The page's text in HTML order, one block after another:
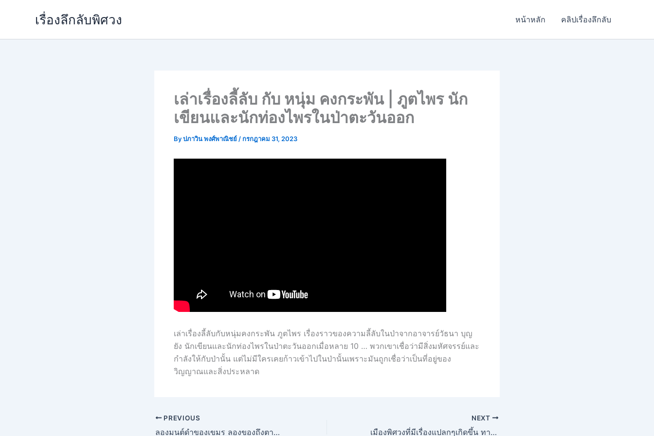
เรื่องลึกลับพิศวง หน้าหลัก คลิปเรื่องลึกลับ
เล่าเรื่องลี้ลับ กับ หนุ่ม คงกระพัน | ภูตไพร นัก
เขียนและนักท่องไพรในป่าตะวันออก
Byปภาวิน พงศ์พาณิชย์ /กรกฎาคม 31, 2023
เล่าเรื่องลี้ลับกับหนุ่มคงกระพัน ภูตไพร เรื่องราวของความลี้ลับในป่าจากอาจารย์วัธนา บุญ
ยัง นักเขียนและนักท่องไพรในป่าตะวันออกเมื่อหลาย 10 … พวกเขาเชื่อว่ามีสิ่งมหัศจรรย์และ
กำลังให้กับป่านั้น แต่ไม่มีใครเคยก้าวเข้าไปในป่านั้นเพราะมันถูกเชื่อว่าเป็นที่อยู่ของ
วิญญาณและสิ่งประหลาด
PREVIOUS
ลองมนต์ดำของเขมร ลองของถึงตาย | อย่าเที่ยวลบหลู่กับของแบบนี้
NEXT
เมืองพิศวงที่มีเรื่องแปลกๆเกิดขึ้น ทางเข้าป่าเต็มไปด้วยต้นไม้ที่มืดมิด